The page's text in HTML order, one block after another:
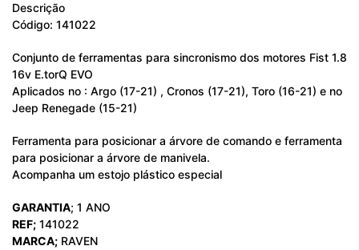
Descrição
Código: 141022
Conjunto de ferramentas para sincronismo dos motores Fist 1.8
16v E.torQ EVO
Aplicados no : Argo (17-21) , Cronos (17-21), Toro (16-21) e no
Jeep Renegade (15-21)
Ferramenta para posicionar a árvore de comando e ferramenta
para posicionar a árvore de manivela.
Acompanha um estojo plástico especial
GARANTIA; 1 ANO
REF; 141022
MARCA; RAVEN